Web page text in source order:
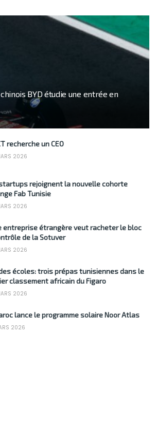
BYD étudie une entrée en
recherche un CEO
2026
rejoignent la nouvelle cohorte
Fab Tunisie
2026
entreprise étrangère veut racheter le bloc
de la Sotuver
2026
écoles: trois prépas tunisiennes dans le
classement africain du Figaro
2026
lance le programme solaire Noor Atlas
2026